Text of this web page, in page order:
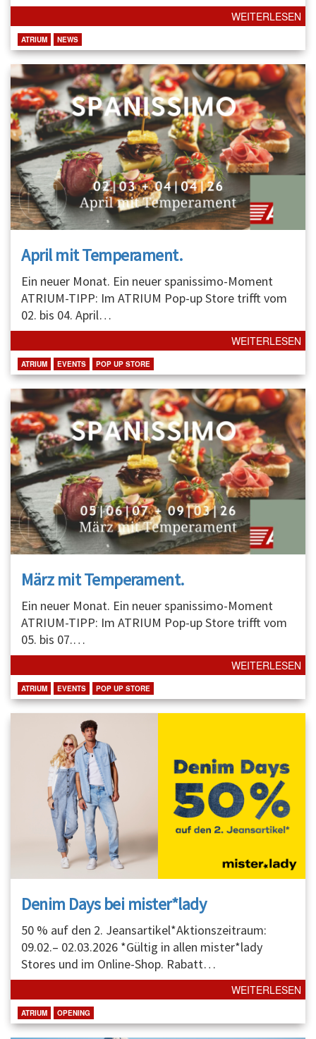
WEITERLESEN
ATRIUM NEWS
April mit Temperament.
Ein neuer Monat. Ein neuer spanissimo-Moment
ATRIUM-TIPP: Im ATRIUM Pop-up Store trifft vom
02. bis 04. April…
WEITERLESEN
ATRIUM EVENTS POP UP STORE
März mit Temperament.
Ein neuer Monat. Ein neuer spanissimo-Moment
ATRIUM-TIPP: Im ATRIUM Pop-up Store trifft vom
05. bis 07.…
WEITERLESEN
ATRIUM EVENTS POP UP STORE
Denim Days bei mister*lady
50 % auf den 2. Jeansartikel*Aktionszeitraum:
09.02.– 02.03.2026 *Gültig in allen mister*lady
Stores und im Online-Shop. Rabatt…
WEITERLESEN
ATRIUM OPENING